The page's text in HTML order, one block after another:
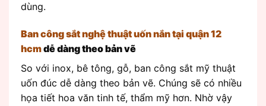
dùng.
Ban công sắt nghệ thuật uốn nắn tại quận 12
hcmdễ dàng theo bản vẽ
So với inox, bê tông, gỗ, ban công sắt mỹ thuật
uốn đúc dễ dàng theo bản vẽ. Chúng sẽ có nhiều
họa tiết hoa văn tinh tế, thẩm mỹ hơn. Nhờ vậy